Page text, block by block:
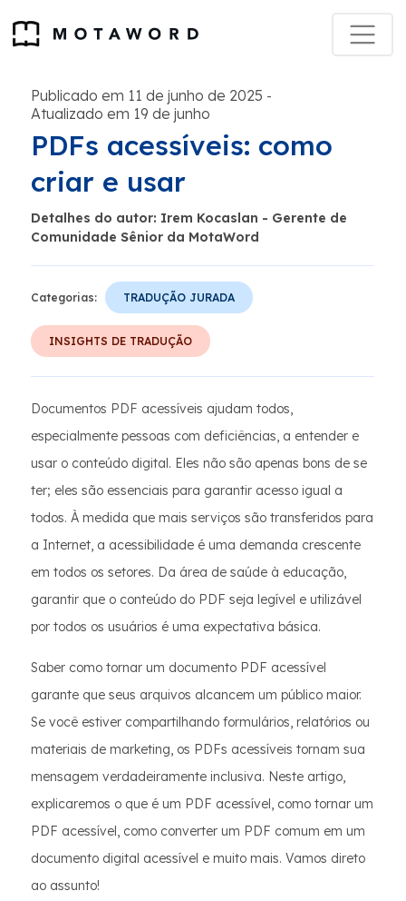
Publicado em 11 de junho de 2025 -
Atualizado em 19 de junho
PDFs acessíveis: como
criar e usar
Detalhes do autor: Irem Kocaslan - Gerente de
Comunidade Sênior da MotaWord
Categorias: TRADUÇÃO JURADA
INSIGHTS DE TRADUÇÃO
Documentos PDF acessíveis ajudam todos,
especialmente pessoas com deficiências, a entender e
usar o conteúdo digital. Eles não são apenas bons de se
ter; eles são essenciais para garantir acesso igual a
todos. À medida que mais serviços são transferidos para
a Internet, a acessibilidade é uma demanda crescente
em todos os setores. Da área de saúde à educação,
garantir que o conteúdo do PDF seja legível e utilizável
por todos os usuários é uma expectativa básica.
Saber como tornar um documento PDF acessível
garante que seus arquivos alcancem um público maior.
Se você estiver compartilhando formulários, relatórios ou
materiais de marketing, os PDFs acessíveis tornam sua
mensagem verdadeiramente inclusiva. Neste artigo,
explicaremos o que é um PDF acessível, como tornar um
PDF acessível, como converter um PDF comum em um
documento digital acessível e muito mais. Vamos direto
ao assunto!